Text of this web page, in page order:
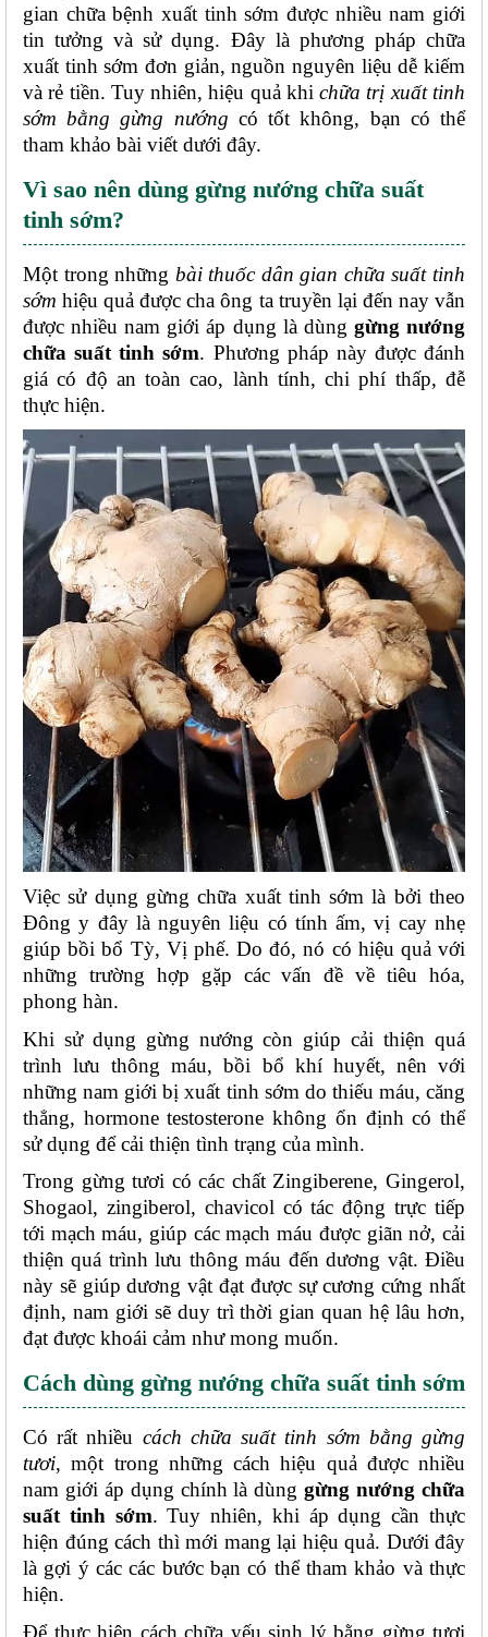
gian chữa bệnh xuất tinh sớm được nhiều nam giới
tin tưởng và sử dụng. Đây là phương pháp chữa
xuất tinh sớm đơn giản, nguồn nguyên liệu dễ kiếm
và rẻ tiền. Tuy nhiên, hiệu quả khi chữa trị xuất tinh
sớm bằng gừng nướng có tốt không, bạn có thể
tham khảo bài viết dưới đây.
Vì sao nên dùng gừng nướng chữa suất
tinh sớm?
Một trong những bài thuốc dân gian chữa suất tinh
sớm hiệu quả được cha ông ta truyền lại đến nay vẫn
được nhiều nam giới áp dụng là dùng gừng nướng
chữa suất tinh sớm. Phương pháp này được đánh
giá có độ an toàn cao, lành tính, chi phí thấp, đễ
thực hiện.
Việc sử dụng gừng chữa xuất tinh sớm là bởi theo
Đông y đây là nguyên liệu có tính ấm, vị cay nhẹ
giúp bồi bổ Tỳ, Vị phế. Do đó, nó có hiệu quả với
những trường hợp gặp các vấn đề về tiêu hóa,
phong hàn.
Khi sử dụng gừng nướng còn giúp cải thiện quá
trình lưu thông máu, bồi bổ khí huyết, nên với
những nam giới bị xuất tinh sớm do thiếu máu, căng
thẳng, hormone testosterone không ổn định có thể
sử dụng để cải thiện tình trạng của mình.
Trong gừng tươi có các chất Zingiberene, Gingerol,
Shogaol, zingiberol, chavicol có tác động trực tiếp
tới mạch máu, giúp các mạch máu được giãn nở, cải
thiện quá trình lưu thông máu đến dương vật. Điều
này sẽ giúp dương vật đạt được sự cương cứng nhất
định, nam giới sẽ duy trì thời gian quan hệ lâu hơn,
đạt được khoái cảm như mong muốn.
Cách dùng gừng nướng chữa suất tinh sớm
Có rất nhiều cách chữa suất tinh sớm bằng gừng
tươi, một trong những cách hiệu quả được nhiều
nam giới áp dụng chính là dùng gừng nướng chữa
suất tinh sớm. Tuy nhiên, khi áp dụng cần thực
hiện đúng cách thì mới mang lại hiệu quả. Dưới đây
là gợi ý các các bước bạn có thể tham khảo và thực
hiện.
Để thực hiện cách chữa yếu sinh lý bằng gừng tươi